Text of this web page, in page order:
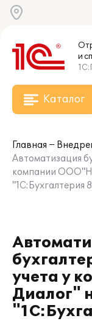
и
Каталог
Главная
Автоматизация
компании
"1С:Бухгалтерия
учета у
Диалог"